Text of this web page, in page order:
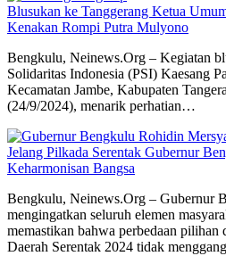
Blusukan ke Tanggerang Ketua
Kenakan Rompi Putra Mulyono
Bengkulu, Neinews.Org – Kegiatan
Solidaritas Indonesia (PSI) Kaesang
Kecamatan Jambe, Kabupaten
(24/9/2024), menarik perhatian…
Jelang Pilkada Serentak Gubernur
Keharmonisan Bangsa
Bengkulu, Neinews.Org – Gubernur
mengingatkan seluruh elemen
memastikan bahwa perbedaan pilihan
Daerah Serentak 2024 tidak